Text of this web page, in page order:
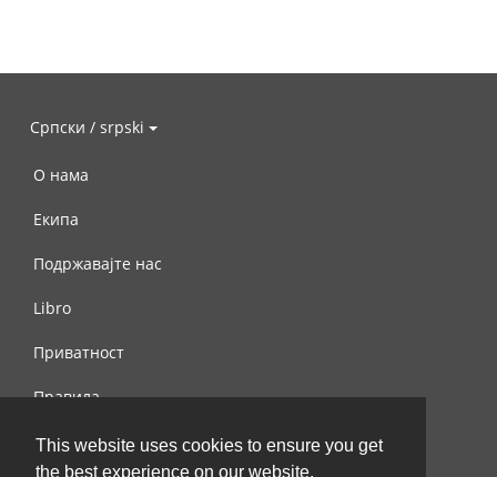
This website uses cookies to ensure you get
the best experience on our website.
Српски / srpski
О нама
Екипа
Подржавајте нас
Libro
Приватност
Правила
Контактирајте нас